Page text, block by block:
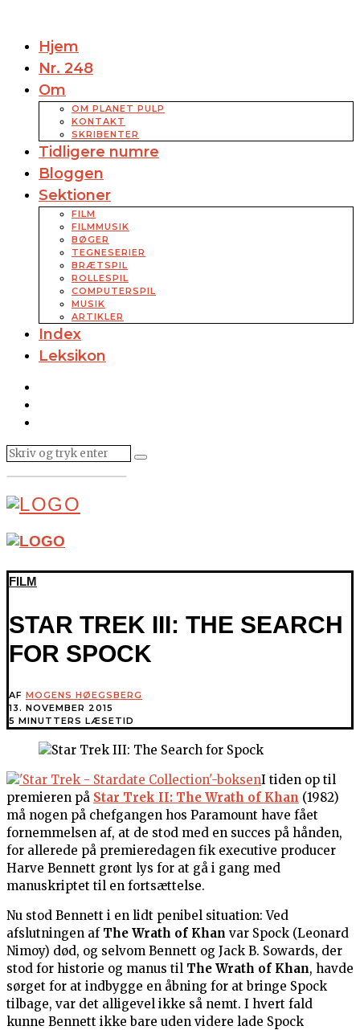
Hjem
Nr. 248
Om
OM PLANET PULP
KONTAKT
SKRIBENTER
Tidligere numre
Bloggen
Sektioner
FILM
FILMMUSIK
BØGER
TEGNESERIER
BRÆTSPIL
ROLLESPIL
COMPUTERSPIL
MUSIK
ARTIKLER
Index
Leksikon
FILM
STAR TREK III: THE SEARCH
FOR SPOCK
AF MOGENS HØEGSBERG
13. NOVEMBER 2015
5 MINUTTERS LÆSETID
I tiden op til
premieren på Star Trek II: The Wrath of Khan (1982)
må nogen på chefgangen hos Paramount have fået
fornemmelsen af, at de stod med en succes på hånden,
for allerede på premieredagen fik executive producer
Harve Bennett grønt lys for at gå i gang med
manuskriptet til en fortsættelse.
Nu stod Bennett i en lidt penibel situation: Ved
afslutningen af The Wrath of Khan var Spock (Leonard
Nimoy) død, og selvom Bennett og Jack B. Sowards, der
stod for historie og manus til The Wrath of Khan, havde
sørget for at indbygge en åbning for at bringe Spock
tilbage, var det alligevel ikke så nemt. I hvert fald
kunne Bennett ikke bare uden videre lade Spock